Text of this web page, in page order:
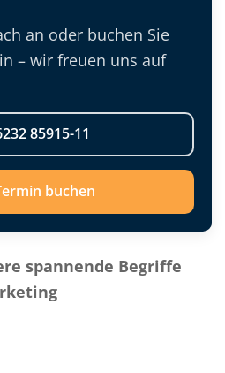
an oder buchen Sie
– wir freuen uns auf
85915-11
buchen
spannende Begriffe